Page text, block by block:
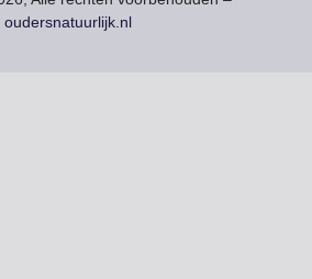
oudersnatuurlijk.nl